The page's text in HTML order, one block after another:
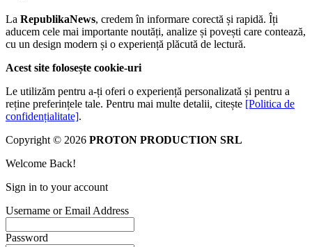
La RepublikaNews, credem în informare corectă și rapidă. Îți
aducem cele mai importante noutăți, analize și povești care contează,
cu un design modern și o experiență plăcută de lectură.
Acest site folosește cookie-uri
Le utilizăm pentru a-ți oferi o experiență personalizată și pentru a
reține preferințele tale. Pentru mai multe detalii, citește [Politica de
confidențialitate].
Copyright © 2026 PROTON PRODUCTION SRL
Welcome Back!
Sign in to your account
Username or Email Address
Password